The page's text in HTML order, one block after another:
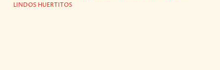
LINDOS HUERTITOS